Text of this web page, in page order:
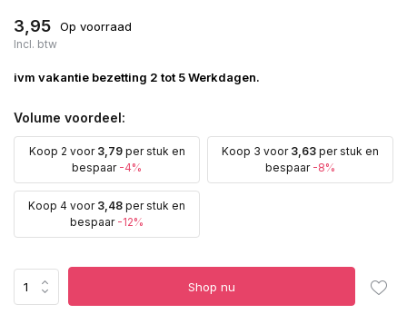
3,95 Op voorraad
Incl. btw
ivm vakantie bezetting 2 tot 5 Werkdagen.
Volume voordeel:
Koop 2 voor 3,79per stuk en
bespaar -4%
Koop 3 voor 3,63 per stuk en
bespaar -8%
Koop 4 voor 3,48 per stuk en
bespaar -12%
Shop nu